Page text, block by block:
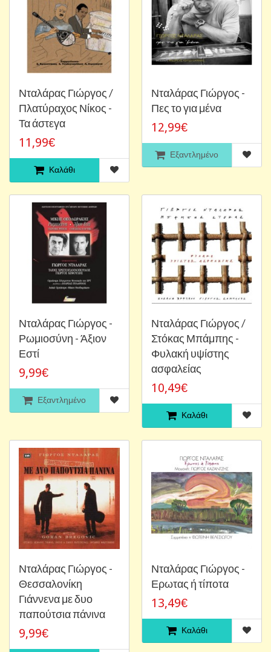
Νταλάρας Γιώργος /
Πλατύραχος Νίκος -
Τα άστεγα
11,99€
Καλάθι
Νταλάρας Γιώργος -
Πες το για μένα
12,99€
Εξαντλημένο
Νταλάρας Γιώργος -
Ρωμιοσύνη - Άξιον
Εστί
9,99€
Εξαντλημένο
Νταλάρας Γιώργος /
Στόκας Μπάμπης -
Φυλακή υψίστης
ασφαλείας
10,49€
Καλάθι
Νταλάρας Γιώργος -
Θεσσαλονίκη
Γιάννενα με δυο
παπούτσια πάνινα
9,99€
Νταλάρας Γιώργος -
Ερωτας ή τίποτα
13,49€
Καλάθι